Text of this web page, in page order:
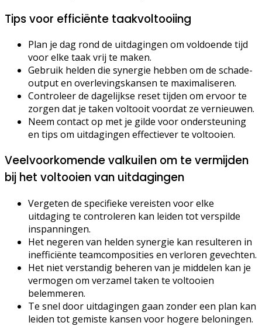
Tips voor efficiënte taakvoltooiing
Plan je dag rond de uitdagingen om voldoende tijd
voor elke taak vrij te maken.
Gebruik helden die synergie hebben om de schade-
output en overlevingskansen te maximaliseren.
Controleer de dagelijkse reset tijden om ervoor te
zorgen dat je taken voltooit voordat ze vernieuwen.
Neem contact op met je gilde voor ondersteuning
en tips om uitdagingen effectiever te voltooien.
Veelvoorkomende valkuilen om te vermijden
bij het voltooien van uitdagingen
Vergeten de specifieke vereisten voor elke
uitdaging te controleren kan leiden tot verspilde
inspanningen.
Het negeren van helden synergie kan resulteren in
inefficiënte teamcomposities en verloren gevechten.
Het niet verstandig beheren van je middelen kan je
vermogen om verzamel taken te voltooien
belemmeren.
Te snel door uitdagingen gaan zonder een plan kan
leiden tot gemiste kansen voor hogere beloningen.